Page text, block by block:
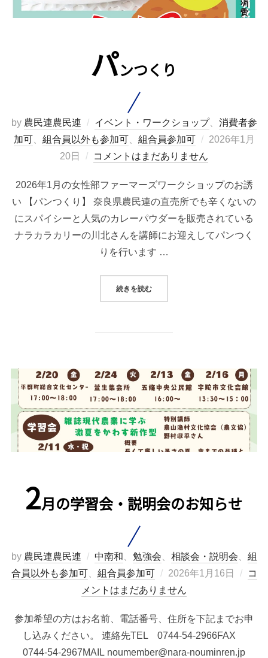
パンつくり
by 農民連農民連 イベント・ワークショップ、 消費者参
加可、 組合員以外も参加可、 組合員参加可
投
2026年1月
20日
コメントはまだありません
2026年1月の女性部ファーマーズワークショップのお誘
い 【パンつくり】 奈良県農民連の直売所でも辛くないの
にスパイシーと人気のカレーパウダーを販売されている
ナラカラカリーの川北さんを講師にお迎えしてパンつく
りを行います …
続きを読む“パンつくり”
2月の学習会・説明会のお知らせ
by 農民連農民連 中南和 勉強会 相談会・説明会
組
合員以外も参加可、 組合員参加可
投
稿
2026年1月16日
コ
メントはまだありません
参加希望の方はお名前、電話番号、住所を下記までお申
し込みください。 連絡先TEL 0744-54-2966FAX
0744-54-2967MAIL noumember@nara-nouminren.jp